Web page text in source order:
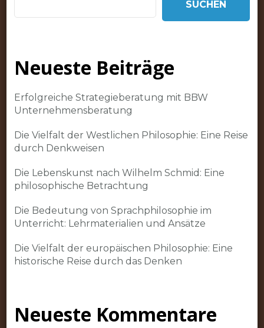
SUCHEN
Neueste Beiträge
Erfolgreiche Strategieberatung mit BBW
Unternehmensberatung
Die Vielfalt der Westlichen Philosophie: Eine Reise
durch Denkweisen
Die Lebenskunst nach Wilhelm Schmid: Eine
philosophische Betrachtung
Die Bedeutung von Sprachphilosophie im
Unterricht: Lehrmaterialien und Ansätze
Die Vielfalt der europäischen Philosophie: Eine
historische Reise durch das Denken
Neueste Kommentare